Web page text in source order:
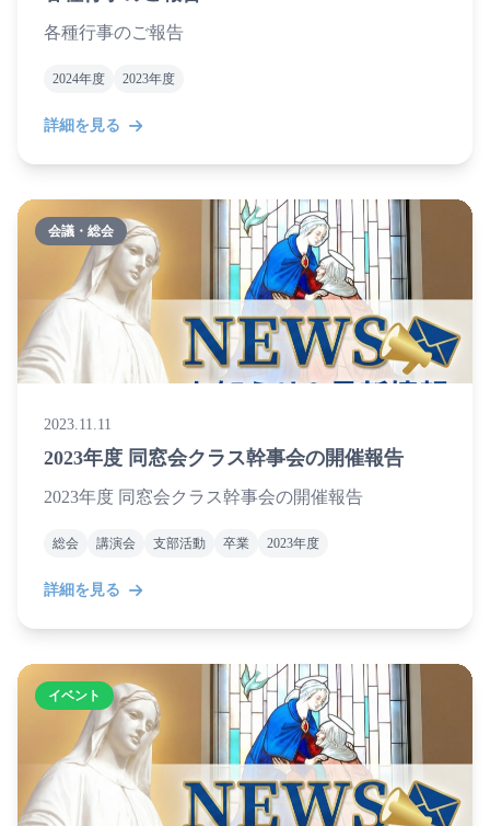
各種行事のご報告
2024年度 2023年度
詳細を見る
会議・総会
2023.11.11
2023年度 同窓会クラス幹事会の開催報告
2023年度 同窓会クラス幹事会の開催報告
総会 講演会 支部活動 卒業 2023年度
詳細を見る
イベント